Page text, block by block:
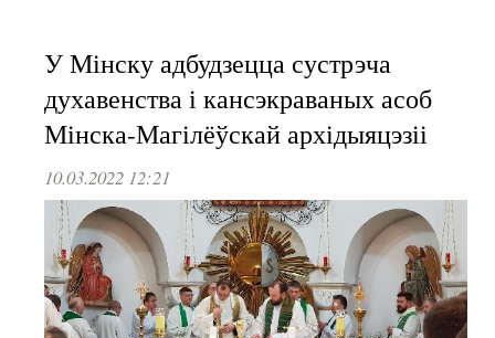
У Мінску адбудзецца сустрэча
духавенства і кансэкраваных асоб
Мінска-Магілёўскай архідыяцэзіі
10.03.2022 12:21